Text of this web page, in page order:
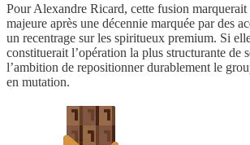
Pour Alexandre Ricard, cette fusion
majeure après une décennie marquée par des
un recentrage sur les spiritueux premium. Si
constituerait l’opération la plus structurante de
l’ambition de repositionner durablement le
en mutation.